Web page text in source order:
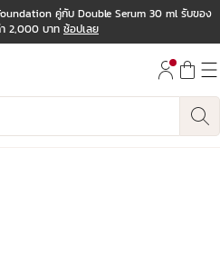
คู่กับ Double Serum 30 ml รับของ
2,000 บาท ช้อปเลย